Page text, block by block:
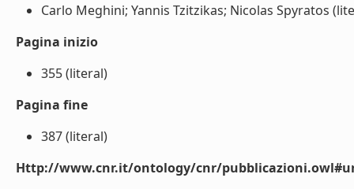
Carlo Meghini; Yannis Tzitzikas; Nicolas Spyratos
Pagina inizio
355 (literal)
Pagina fine
387 (literal)
Http://www.cnr.it/ontology/cnr/